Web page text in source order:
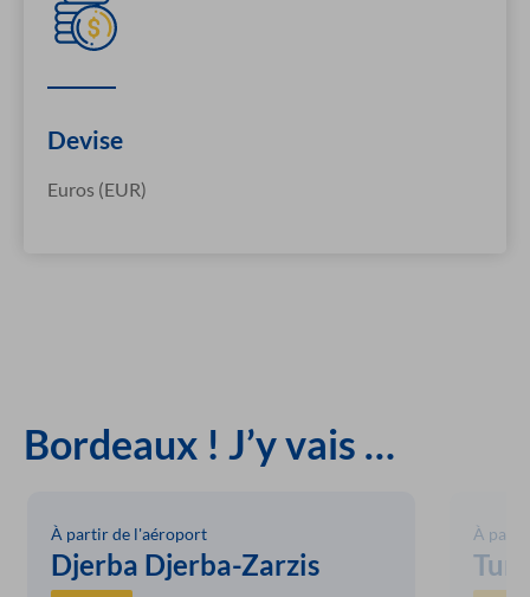
Devise
Euros (EUR)
Bordeaux ! J’y vais …
À partir de l'aéroport
Djerba Djerba-Zarzis
À